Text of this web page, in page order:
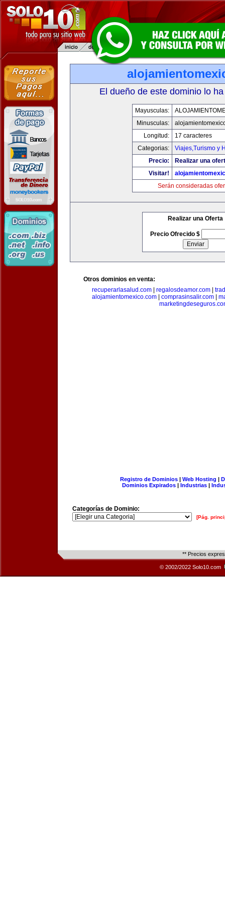
El dueño de este dominio lo
Mayusculas:
Minusculas:
Longitud:
17 caracteres
Categorias:
Viajes,Turismo y
Precio:
Realizar una
Visitar!
Serán consideradas
Realizar una Oferta
Precio Ofrecido $
Otros dominios en venta:
recuperarlasalud.com
regalosdeamor.com
alojamientomexico.com| comprasinsalir.com|
Registro de Dominios| Web Hosting |
Dominios Expirados | Industrias |
Categorías de Dominio:
[Pág.
** Precios
© 2002/2022 Solo10.com